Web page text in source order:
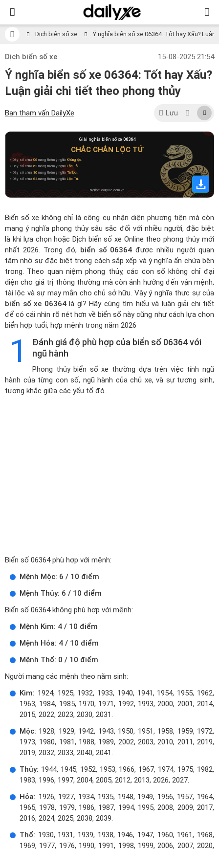
Dịch biển số xe Ý nghĩa biển số xe 06364: Tốt hay Xấu?
Dịch biển số xe 15-08-2025 21:54
Ý nghĩa biển số xe 06364: Tốt hay Xấu?
Luận giải chi tiết theo phong thủy
Ban tham vấn DailyXe Lưu
Giải nghĩa biển số xe 06364
CHẮC CHẮN LỘC TỬ
» Dãy số chứa06 mang thêm ý nghĩa Không lộc.
» Dãy số chứa 63 mang thêm ý nghĩaLộc Tài.
» Dãy số chứa 36 mang thêm ý nghĩaTài lộc.
» Dãy số chứa 64mang thêm ý nghĩa Lộc Tử.
Nguồn: dailyxe.com.vn
Biển số xe không chỉ là công cụ nhận diện phương tiện mà còn
mang ý nghĩa phong thủy sâu sắc đối với nhiều người, đặc biệt
là khi lựa chọn hoặcDịch biển số xe Online theo phong thủy mới
nhất 2026. Trong đó, biển số 06364 được nhiều người quan
tâm nhờ sự đặc biệt trong cách sắp xếp và ý nghĩa ẩn chứa bên
trong. Theo quan niệm phong thủy, các con số không chỉ đại
diện cho giá trị thông thường mà còn ảnh hưởng đến vận mệnh,
tài lộc và sự may mắn cho chủ sở hữu. Vậy ý nghĩa thực sự của
biển số xe 06364là gì? Hãy cùng tìm hiểu và luận giải chi tiết
để có cái nhìn rõ nét hơn về biển số này cũng như cách lựa chọn
biển hợp tuổi, hợp mệnh trong năm 2026
1
Đánh giá độ phù hợp của biển số 06364 với
ngũ hành
Phong thủy biển số xe thường dựa trên việc tính ngũ
hành của từng con số, ngũ hành của chủ xe, và sự tương sinh,
tương khắc giữa các yếu tố đó.
Biển số 06364 phù hợp với mệnh:
Mệnh Mộc: 6 / 10 điểm
Mệnh Thủy: 6 / 10 điểm
Biển số 06364 không phù hợp với mệnh:
Mệnh Kim: 4 / 10 điểm
Mệnh Hỏa: 4 / 10 điểm
Mệnh Thổ: 0 / 10 điểm
Người mang các mệnh theo năm sinh:
Kim: 1924, 1925, 1932, 1933, 1940, 1941, 1954, 1955, 1962,
1963, 1984, 1985, 1970, 1971, 1992, 1993, 2000, 2001, 2014,
2015, 2022, 2023, 2030, 2031.
Mộc: 1928, 1929, 1942, 1943, 1950, 1951, 1958, 1959, 1972,
1973, 1980, 1981, 1988, 1989, 2002, 2003, 2010, 2011, 2019,
2019, 2032, 2033, 2040, 2041.
Thủy: 1944, 1945, 1952, 1953, 1966, 1967, 1974, 1975, 1982,
1983, 1996, 1997, 2004, 2005, 2012, 2013, 2026, 2027.
Hỏa: 1926, 1927, 1934, 1935, 1948, 1949, 1956, 1957, 1964,
1965, 1978, 1979, 1986, 1987, 1994, 1995, 2008, 2009, 2017,
2016, 2024, 2025, 2038, 2039.
Thổ: 1930, 1931, 1939, 1938, 1946, 1947, 1960, 1961, 1968,
1969, 1977, 1976, 1990, 1991, 1998, 1999, 2006, 2007, 2020,